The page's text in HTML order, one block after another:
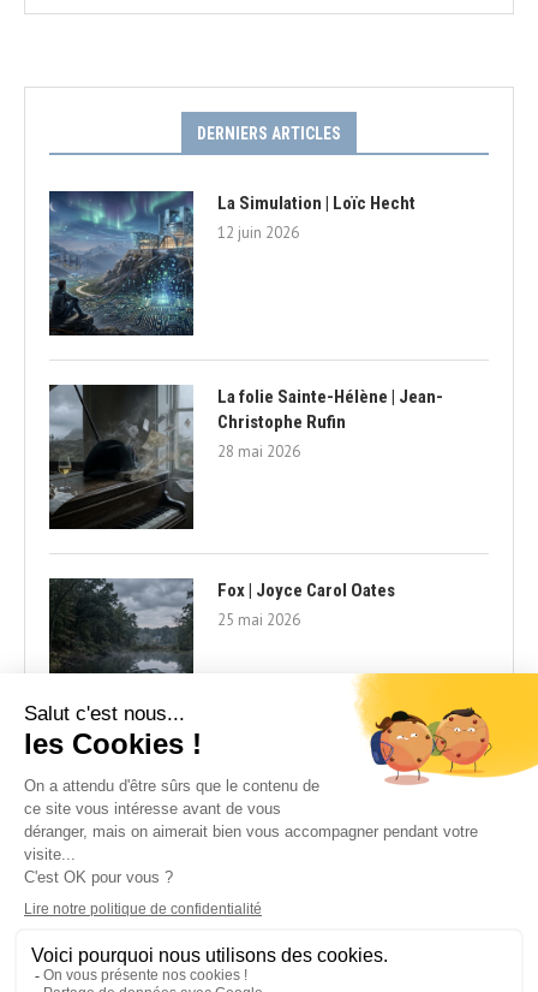
DERNIERS ARTICLES
La Simulation | Loïc Hecht
12 juin 2026
La folie Sainte-Hélène | Jean-
Christophe Rufin
28 mai 2026
Fox | Joyce Carol Oates
25 mai 2026